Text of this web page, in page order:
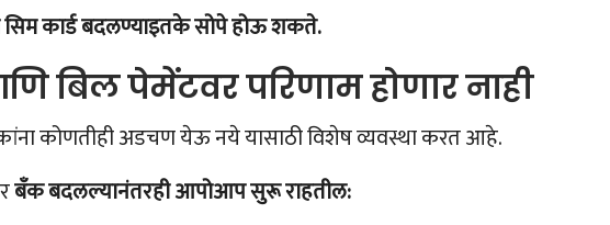
कार्ड बदलण्याइतके सोपे होऊ शकते.
बिल पेमेंटवर परिणाम होणार नाही
कोणतीही अडचण येऊ नये यासाठी विशेष व्यवस्था करत आहे.
बँक बदलल्यानंतरही आपोआप सुरू राहतील: